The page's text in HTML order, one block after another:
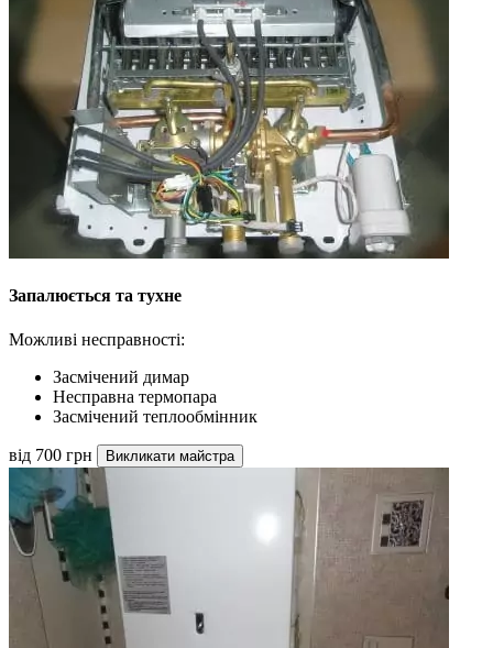
Запалюється та тухне
Можливі несправності:
Засмічений димар
Несправна термопара
Засмічений теплообмінник
від 700 грн Викликати майстра